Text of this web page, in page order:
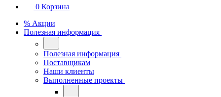
0 Корзина
% Акции
Полезная информация
Полезная информация
Поставщикам
Наши клиенты
Выполненные проекты